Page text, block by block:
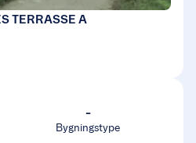
TERRASSE A
-
Bygningstype